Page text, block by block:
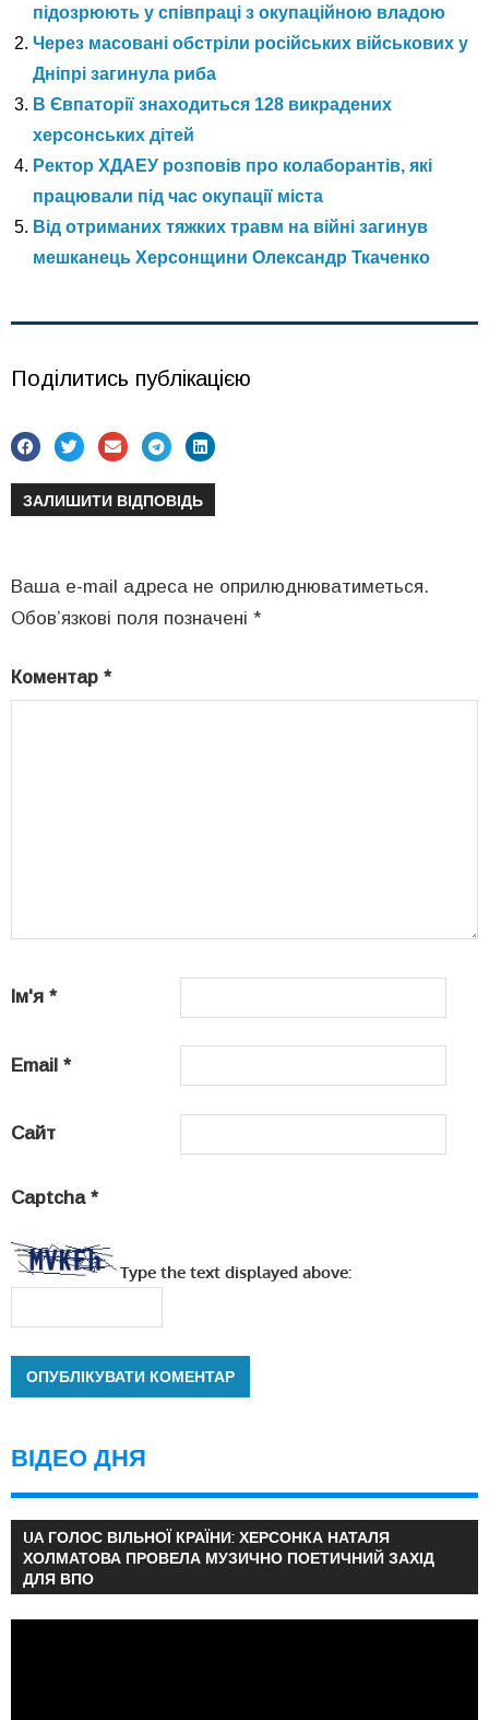
підозрюють у співпраці з окупаційною владою
Через масовані обстріли російських військових у
Дніпрі загинула риба
В Євпаторії знаходиться 128 викрадених
херсонських дітей
Ректор ХДАЕУ розповів про колаборантів, які
працювали під час окупації міста
Від отриманих тяжких травм на війні загинув
мешканець Херсонщини Олександр Ткаченко
Поділитись публікацією
ЗАЛИШИТИ ВІДПОВІДЬ
Ваша e-mail адреса не оприлюднюватиметься.
Обов’язкові поля позначені *
Коментар *
Ім'я *
Email *
Сайт
Captcha *
Type the text displayed above:
ВІДЕО ДНЯ
UA ГОЛОС ВІЛЬНОЇ КРАЇНИ: ХЕРСОНКА НАТАЛЯ
ХОЛМАТОВА ПРОВЕЛА МУЗИЧНО ПОЕТИЧНИЙ ЗАХІД
ДЛЯ ВПО